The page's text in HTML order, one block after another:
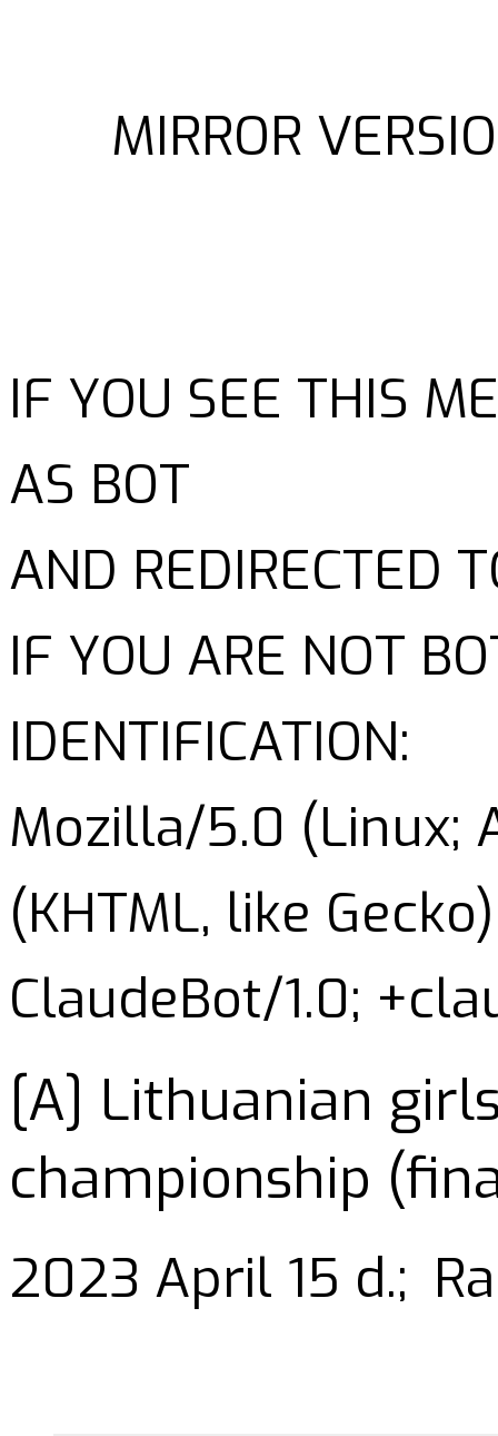
MIRROR
IF YOU SEE THIS
AS BOT
AND REDIRECTED
IF YOU ARE NOT
IDENTIFICATION:
Mozilla/5.0 (Linux;
(KHTML, like
ClaudeBot/1.0;
[A] Lithuanian
championship
2023 April 15 d.;